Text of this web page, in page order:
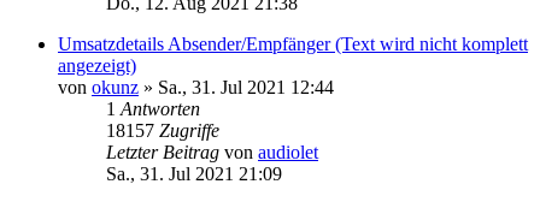
Umsatzdetails Absender/Empfänger (Text wird nicht komplett
angezeigt)
von okunz » Sa., 31. Jul 2021 12:44
1 Antworten
18157 Zugriffe
Letzter Beitrag von audiolet
Sa., 31. Jul 2021 21:09